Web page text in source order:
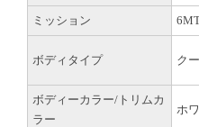
ミッション
ボディタイプ ク
ボディーカラー/トリムカ
ラー
ホ